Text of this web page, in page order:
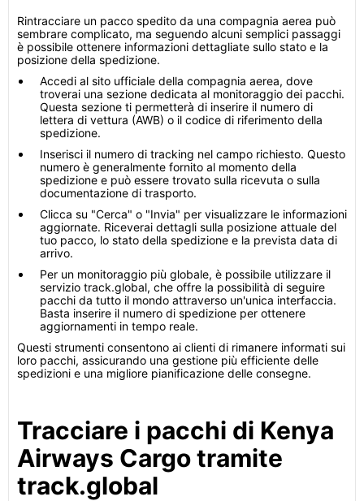
Rintracciare un pacco spedito da una compagnia aerea può
sembrare complicato, ma seguendo alcuni semplici passaggi
è possibile ottenere informazioni dettagliate sullo stato e la
posizione della spedizione.
Accedi al sito ufficiale della compagnia aerea, dove
troverai una sezione dedicata al monitoraggio dei pacchi.
Questa sezione ti permetterà di inserire il numero di
lettera di vettura (AWB) o il codice di riferimento della
spedizione.
Inserisci il numero di tracking nel campo richiesto. Questo
numero è generalmente fornito al momento della
spedizione e può essere trovato sulla ricevuta o sulla
documentazione di trasporto.
Clicca su "Cerca" o "Invia" per visualizzare le informazioni
aggiornate. Riceverai dettagli sulla posizione attuale del
tuo pacco, lo stato della spedizione e la prevista data di
arrivo.
Per un monitoraggio più globale, è possibile utilizzare il
servizio track.global, che offre la possibilità di seguire
pacchi da tutto il mondo attraverso un'unica interfaccia.
Basta inserire il numero di spedizione per ottenere
aggiornamenti in tempo reale.
Questi strumenti consentono ai clienti di rimanere informati sui
loro pacchi, assicurando una gestione più efficiente delle
spedizioni e una migliore pianificazione delle consegne.
Tracciare i pacchi di Kenya
Airways Cargo tramite
track.global